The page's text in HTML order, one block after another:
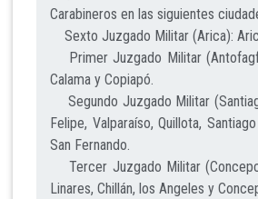
Carabineros en las siguientes
Sexto Juzgado Militar (Arica):
Primer Juzgado Militar
Calama y Copiapó.
Segundo Juzgado Militar
Felipe, Valparaíso, Quillota,
San Fernando.
Tercer Juzgado Militar
Linares, Chillán, los Angeles y